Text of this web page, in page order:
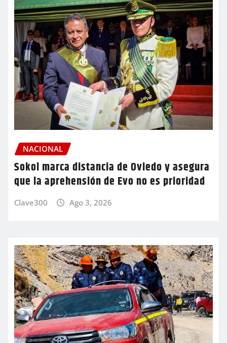
NACIONAL
Sokol marca distancia de Oviedo y asegura
que la aprehensión de Evo no es prioridad
Clave300 Ago 3, 2026